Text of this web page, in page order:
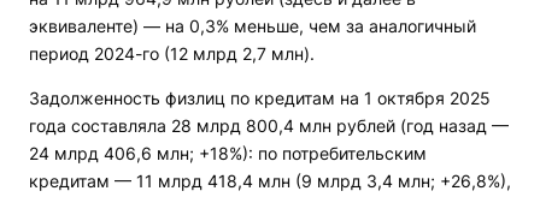
эквиваленте) — на 0,3% меньше, чем за аналогичный
период 2024-го (12 млрд 2,7 млн).
Задолженность физлиц по кредитам на 1 октября 2025
года составляла 28 млрд 800,4 млн рублей (год назад —
24 млрд 406,6 млн; +18%): по потребительским
кредитам — 11 млрд 418,4 млн (9 млрд 3,4 млн; +26,8%),